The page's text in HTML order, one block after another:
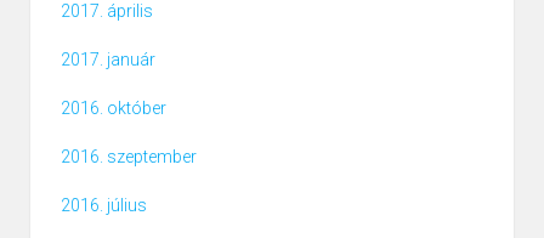
2017. április
2017. január
2016. október
2016. szeptember
2016. július